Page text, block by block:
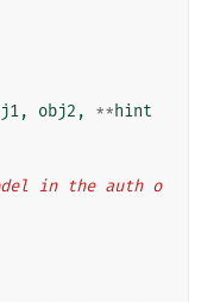
, obj2 , **hint